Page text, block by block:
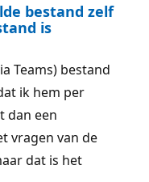
bestand zelf
is
Teams) bestand
ik hem per
dan een
vragen van de
dat is het